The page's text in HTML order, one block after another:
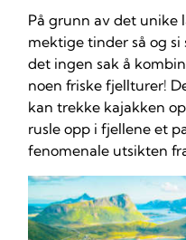
På grunn av det unike
mektige tinder så og
det ingen sak å
noen friske fjellturer!
kan trekke kajakken
rusle opp i fjellene et
fenomenale utsikten